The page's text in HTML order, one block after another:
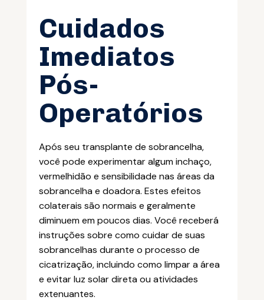
Cuidados
Imediatos
Pós-
Operatórios
Após seu transplante de sobrancelha,
você pode experimentar algum inchaço,
vermelhidão e sensibilidade nas áreas da
sobrancelha e doadora. Estes efeitos
colaterais são normais e geralmente
diminuem em poucos dias. Você receberá
instruções sobre como cuidar de suas
sobrancelhas durante o processo de
cicatrização, incluindo como limpar a área
e evitar luz solar direta ou atividades
extenuantes.